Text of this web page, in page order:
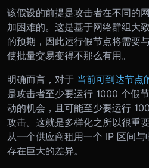
该假设的前提是攻击者在不同的
加困难的。这是基于网络群组大
的预期，因此运行假节点将需要
使批量交易变得不那么有用。
明确而言，对于 当前可到达节点
是攻击者至少要运行 1000 个假
动的机会，且可能至少要运行
攻击。这就是多样化之所以很重
从一个供应商租用一个 IP 区间
存在巨大的差异。